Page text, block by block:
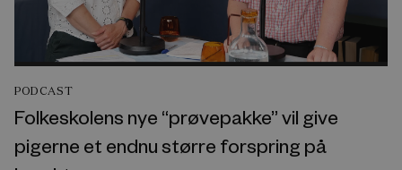
PODCAST
Folkeskolens nye “prøvepakke” vil give
pigerne et endnu større forspring på